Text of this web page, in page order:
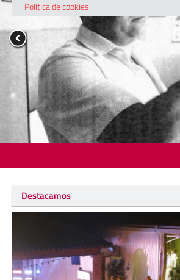
Destacamos
Política de cookies